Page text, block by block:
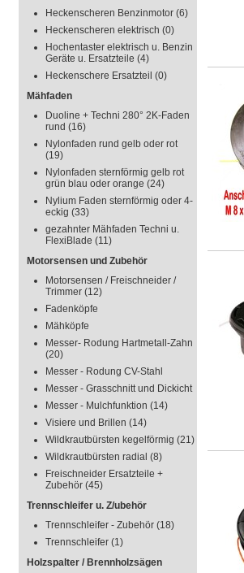
Heckenscheren Benzinmotor (6)
Heckenscheren elektrisch (0)
Hochentaster elektrisch u. Benzin
Geräte u. Ersatzteile (4)
Heckenschere Ersatzteil (0)
Mähfaden
Duoline + Techni 280° 2K-Faden
rund (16)
Nylonfaden rund gelb oder rot
(19)
Nylonfaden sternförmig gelb rot
grün blau oder orange (24)
Nylium Faden sternförmig oder 4-
eckig (33)
gezahnter Mähfaden Techni u.
FlexiBlade (11)
Motorsensen und Zubehör
Motorsensen / Freischneider /
Trimmer (12)
Fadenköpfe
Mähköpfe
Messer- Rodung Hartmetall-Zahn
(20)
Messer - Rodung CV-Stahl
Messer - Grasschnitt und Dickicht
Messer - Mulchfunktion (14)
Visiere und Brillen (14)
Wildkrautbürsten kegelförmig (21)
Wildkrautbürsten radial (8)
Freischneider Ersatzteile +
Zubehör (45)
Trennschleifer u. Z/ubehör
Trennschleifer - Zubehör (18)
Trennschleifer (1)
Holzspalter / Brennholzsägen